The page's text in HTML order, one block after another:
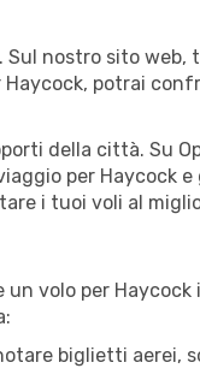
nostro sito web,
Haycock, potrai
della città. Su
per Haycock
i tuoi voli al
volo per Haycock
biglietti aerei,